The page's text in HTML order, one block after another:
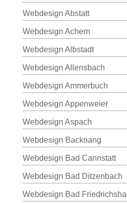
Webdesign Abstatt
Webdesign Achern
Webdesign Albstadt
Webdesign Allensbach
Webdesign Ammerbuch
Webdesign Appenweier
Webdesign Aspach
Webdesign Backnang
Webdesign Bad Cannstatt
Webdesign Bad Ditzenbach
Webdesign Bad Friedrichshall